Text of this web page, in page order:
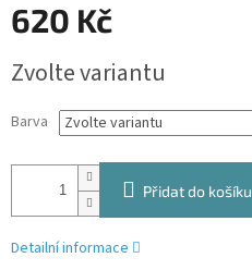
620 Kč
cena:
Zvolte variantu
Barva
Přidat do košíku
Detailní informace